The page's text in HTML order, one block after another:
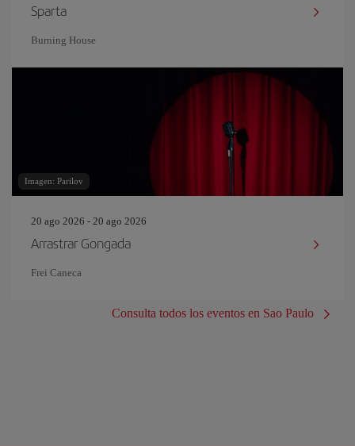
Sparta
Burning House
Imagen: Parilov
20 ago 2026 - 20 ago 2026
Arrastrar Gongada
Frei Caneca
Consulta todos los eventos en Sao Paulo